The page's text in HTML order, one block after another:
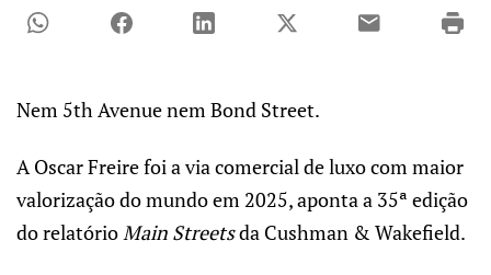
Nem 5th Avenue nem Bond Street.
A Oscar Freire foi a via comercial de luxo com maior
valorização do mundo em 2025, aponta a 35ª edição
do relatórioMain Streetsda Cushman & Wakefield.